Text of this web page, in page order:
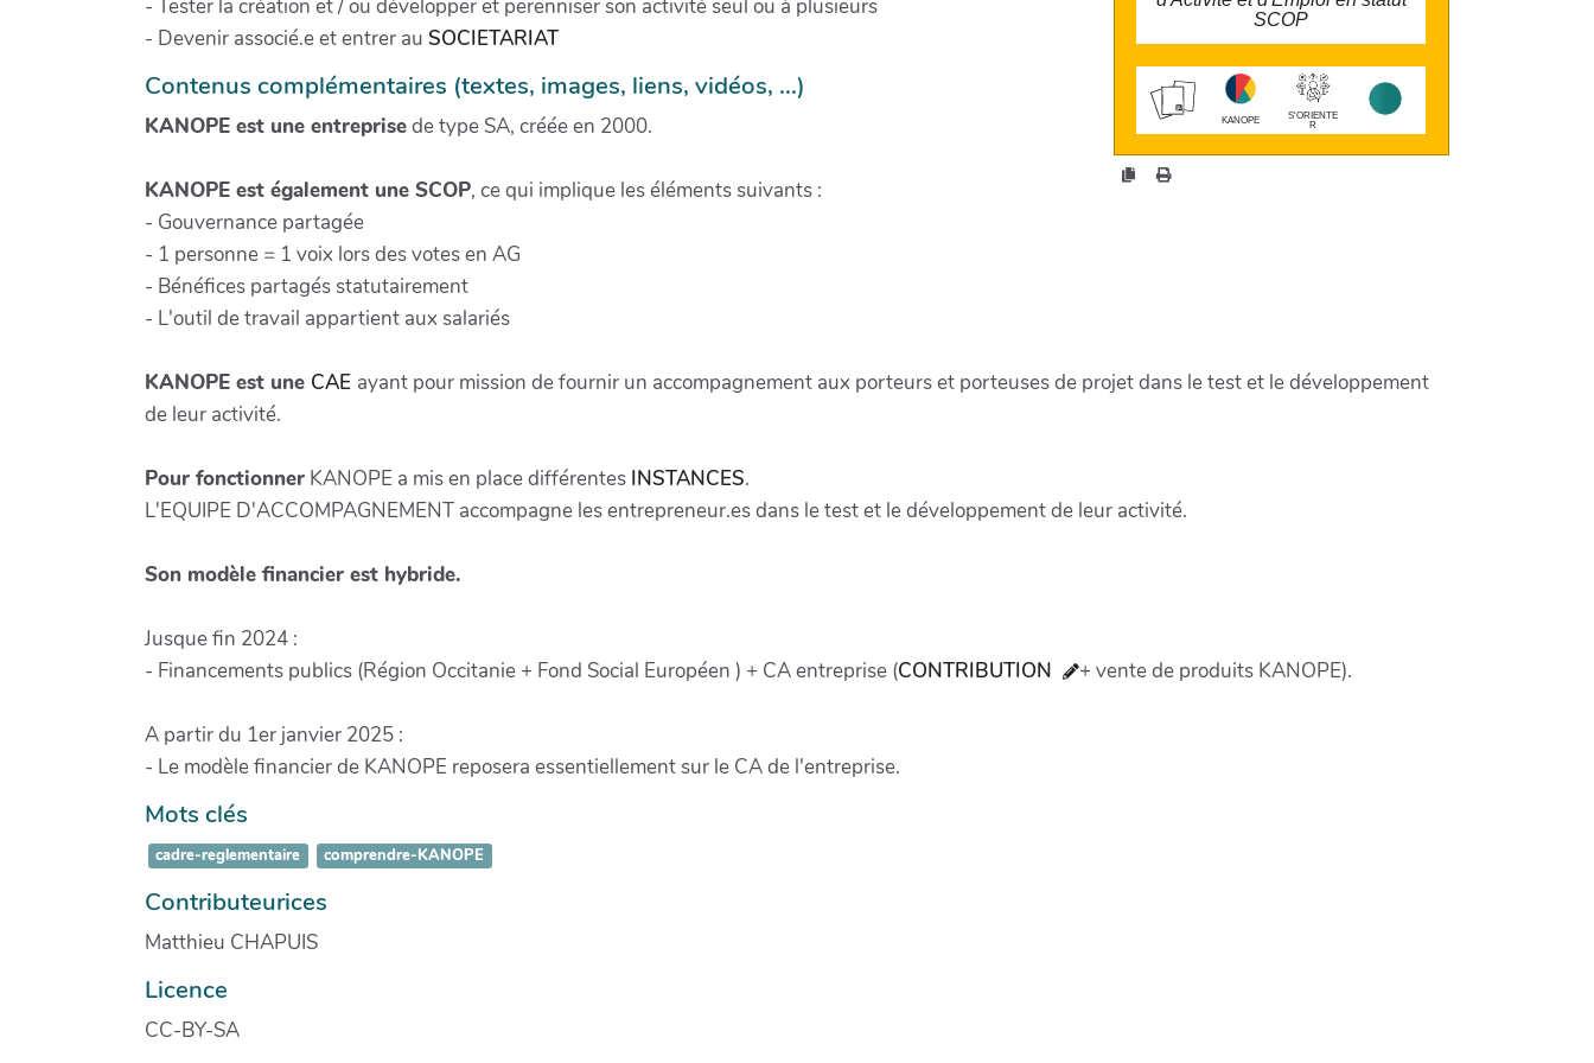
SCOP
KANOPE
S'ORIENTE
R
larobustesse.org/kanope/?
OzoN
- Tester la création et / ou développer et perenniser son activité seul ou à plusieurs
- Devenir associé.e et entrer au SOCIETARIAT
Contenus complémentaires (textes, images, liens, vidéos, ...)
KANOPE est une entreprisede type SA, créée en 2000.
KANOPE est également une SCOP, ce qui implique les éléments suivants :
- Gouvernance partagée
- 1 personne = 1 voix lors des votes en AG
- Bénéfices partagés statutairement
- L'outil de travail appartient aux salariés
KANOPE est une CAE ayant pour mission de fournir un accompagnement aux porteurs et porteuses de projet dans le test et le développement
de leur activité.
Pour fonctionner KANOPE a mis en place différentes INSTANCES.
L'EQUIPE D'ACCOMPAGNEMENT accompagne les entrepreneur.es dans le test et le développement de leur activité.
Son modèle financier est hybride.
Jusque fin 2024 :
- Financements publics (Région Occitanie + Fond Social Européen ) + CA entreprise (CONTRIBUTION + vente de produits KANOPE).
A partir du 1er janvier 2025 :
- Le modèle financier de KANOPE reposera essentiellement sur le CA de l'entreprise.
Mots clés
cadre-reglementaire comprendre-KANOPE
Contributeurices
Matthieu CHAPUIS
Licence
CC-BY-SA